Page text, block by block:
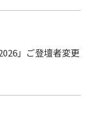
」ご登壇者変更